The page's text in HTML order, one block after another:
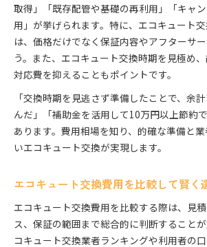
取得」「既存配管や基礎の再利用」「キャ
用」が挙げられます。特に、エコキュート
は、価格だけでなく保証内容やアフターサ
う。また、エコキュート交換時期を見極め
対応費を抑えることもポイントです。
「交換時期を見逃さず準備したことで、余
んだ」「補助金を活用して10万円以上節約
あります。費用相場を知り、的確な準備と
いエコキュート交換が実現します。
エコキュート交換費用を比較して賢く
エコキュート交換費用を比較する際は、見
ス、保証の範囲まで総合的に判断すること
コキュート交換業者ランキングや利用者の